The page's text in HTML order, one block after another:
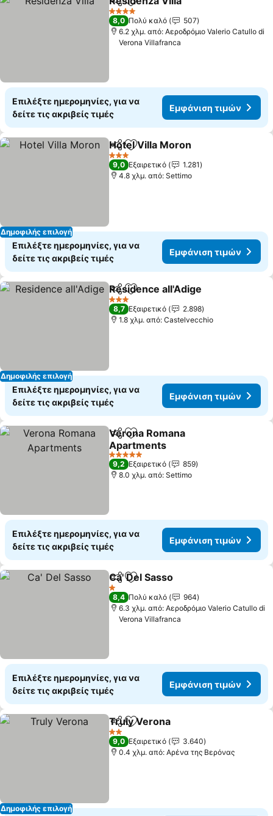
Κοινοποίηση
Προσθήκη στα αγαπημένα
4 Αστέρια
8,0 Πολύ καλό
507
6.2 χλμ. από: Αεροδρόμιο Valerio Catullo di
Verona Villafranca
Επιλέξτε ημερομηνίες, για να
δείτε τις ακριβείς τιμές
Εμφάνιση τιμών
Δημοφιλής επιλογή
Κοινοποίηση
Προσθήκη στα αγαπημένα
Hotel Villa Moron
3 Αστέρια
9,0 Εξαιρετικό
1.281
4.8 χλμ. από: Settimo
Επιλέξτε ημερομηνίες, για να
δείτε τις ακριβείς τιμές
Εμφάνιση τιμών
Δημοφιλής επιλογή
Κοινοποίηση
Προσθήκη στα αγαπημένα
Residence all'Adige
3 Αστέρια
8,7 Εξαιρετικό
2.898
1.8 χλμ. από: Castelvecchio
Επιλέξτε ημερομηνίες, για να
δείτε τις ακριβείς τιμές
Εμφάνιση τιμών
Κοινοποίηση
Προσθήκη στα αγαπημένα
Verona Romana
Apartments
5 Αστέρια
9,2 Εξαιρετικό
859
8.0 χλμ. από: Settimo
Επιλέξτε ημερομηνίες, για να
δείτε τις ακριβείς τιμές
Εμφάνιση τιμών
Κοινοποίηση
Προσθήκη στα αγαπημένα
Ca' Del Sasso
1 Αστέρια
8,4 Πολύ καλό
964
6.3 χλμ. από: Αεροδρόμιο Valerio Catullo di
Verona Villafranca
Επιλέξτε ημερομηνίες, για να
δείτε τις ακριβείς τιμές
Εμφάνιση τιμών
Δημοφιλής επιλογή
Κοινοποίηση
Προσθήκη στα αγαπημένα
Truly Verona
2 Αστέρια
9,0 Εξαιρετικό
3.640
0.4 χλμ. από: Αρένα της Βερόνας